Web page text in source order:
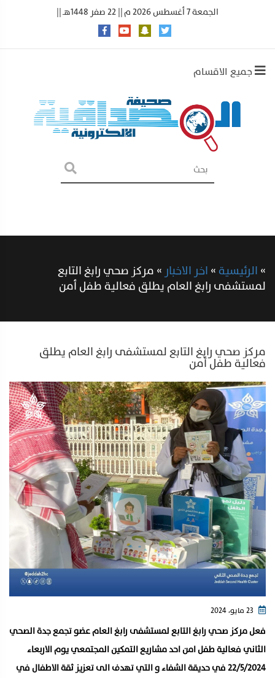
الجمعة 7 أغسطس 2026 م || 22 صفر 1448هـ ||
جميع الاقسام
»الرئيسية»اخر الاخبار »مركز صحي رابغ التابع
لمستشفى رابغ العام يطلق فعالية طفل أمن
مركز صحي رابغ التابع لمستشفى رابغ العام يطلق
فعالية طفل أمن
فعل مركز صحي رابغ التابع لمستشفى رابغ العام عضو تجمع جدة الصحي
الثاني فعالية طفل امن احد مشاريع التمكين المجتمعي يوم الاربعاء
٢٢/٥/٢٠٢٤ في حديقة الشفاء و التي تهدف الى تعزيز ثقة الاطفال في